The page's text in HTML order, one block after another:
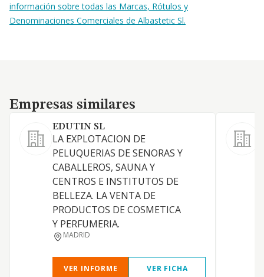
información sobre todas las Marcas, Rótulos y
Denominaciones Comerciales de Albastetic Sl.
Empresas similares
Empresas similares
EDUTIN SL
LA EXPLOTACION DE
PELUQUERIAS DE SENORAS Y
CABALLEROS, SAUNA Y
CENTROS E INSTITUTOS DE
BELLEZA. LA VENTA DE
PRODUCTOS DE COSMETICA
Y PERFUMERIA.
MADRID
VER INFORME VER FICHA